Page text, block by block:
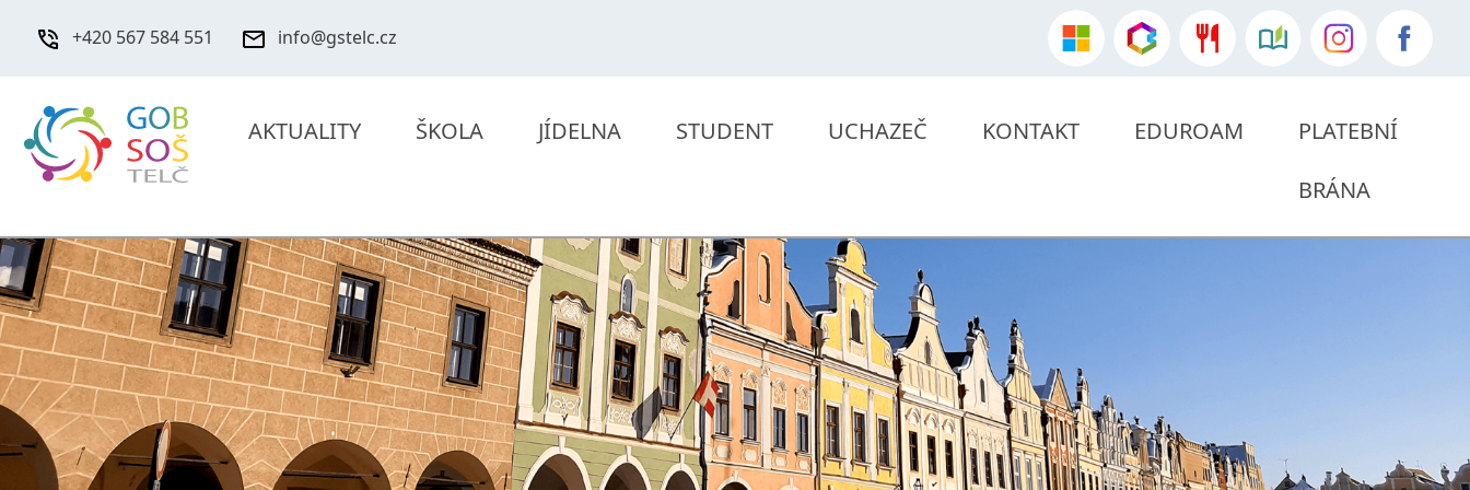
+420 567 584 551 info@gstelc.cz
AKTUALITY ŠKOLA JÍDELNA STUDENT UCHAZEČ KONTAKT EDUROAM
PLATEBNÍ
BRÁNA